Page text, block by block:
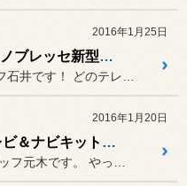
2016年1月25日
ホンダ ヴェゼル ノブレッセ新型エアロ仮合わせ作業！
2016年1月20日
レクサスNX テレビ＆ナビキット取付け。